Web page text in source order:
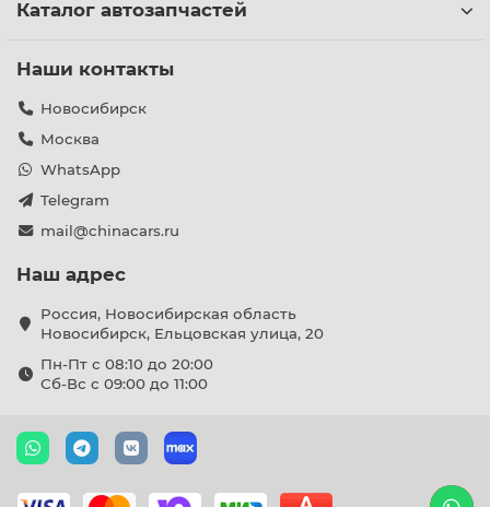
Каталог автозапчастей
Наши контакты
Новосибирск
Москва
WhatsApp
Telegram
mail@chinacars.ru
Наш адрес
Россия, Новосибирская область
Новосибирск, Ельцовская улица, 20
Пн-Пт с 08:10 до 20:00
Сб-Вс с 09:00 до 11:00